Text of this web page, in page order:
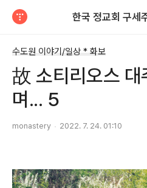
한국 정교회 구세
수도원 이야기/일상 * 화보
故 소티리오스 대
며... 5
monastery 2022. 7. 24. 01:10